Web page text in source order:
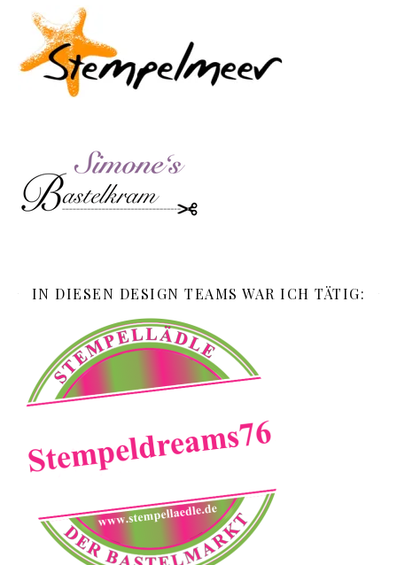
IN DIESEN DESIGN TEAMS WAR ICH TÄTIG: